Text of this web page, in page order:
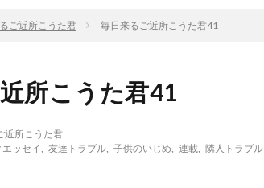
ご近所こうた君 毎日来るご近所こうた君41
所こうた君41
近所こうた君
エッセイ 友達トラブル 子供のいじめ 連載 隣人トラブル